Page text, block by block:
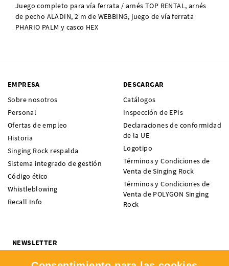
Juego completo para vía ferrata / arnés TOP RENTAL, arnés
de pecho ALADIN, 2 m de WEBBING, juego de vía ferrata
PHARIO PALM y casco HEX
EMPRESA
Sobre nosotros
Personal
Ofertas de empleo
Historia
Singing Rock respalda
Sistema integrado de gestión
Código ético
Whistleblowing
Recall Info
DESCARGAR
Catálogos
Inspección de EPIs
Declaraciones de conformidad
de la UE
Logotipo
Términos y Condiciones de
Venta de Singing Rock
Términos y Condiciones de
Venta de POLYGON Singing
Rock
NEWSLETTER